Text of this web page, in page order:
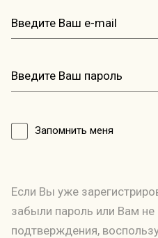
Запомнить меня
Если Вы уже
забыли пароль или Вам
подтверждения,